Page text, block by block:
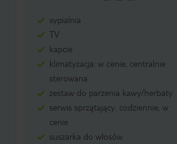
sypialnia
TV
kapcie
klimatyzacja: w cenie, centralnie
sterowana
zestaw do parzenia kawy/herbaty
serwis sprzątający: codziennie, w
cenie
suszarka do włosów